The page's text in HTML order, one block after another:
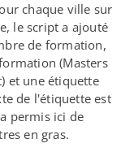
chaque ville sur
le script a ajouté
de formation,
(Masters
et une étiquette
de l'étiquette est
permis ici de
en gras.